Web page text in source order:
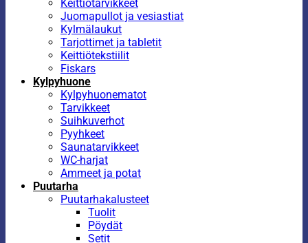
Keittiötarvikkeet
Juomapullot ja vesiastiat
Kylmälaukut
Tarjottimet ja tabletit
Keittiötekstiilit
Fiskars
Kylpyhuone
Kylpyhuonematot
Tarvikkeet
Suihkuverhot
Pyyhkeet
Saunatarvikkeet
WC-harjat
Ammeet ja potat
Puutarha
Puutarhakalusteet
Tuolit
Pöydät
Setit